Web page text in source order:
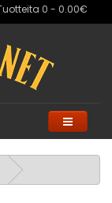
Tuotteita 0 - 0.00€